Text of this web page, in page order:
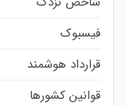
فیسبوک
قرارداد هوشمند
قوانین کشورها